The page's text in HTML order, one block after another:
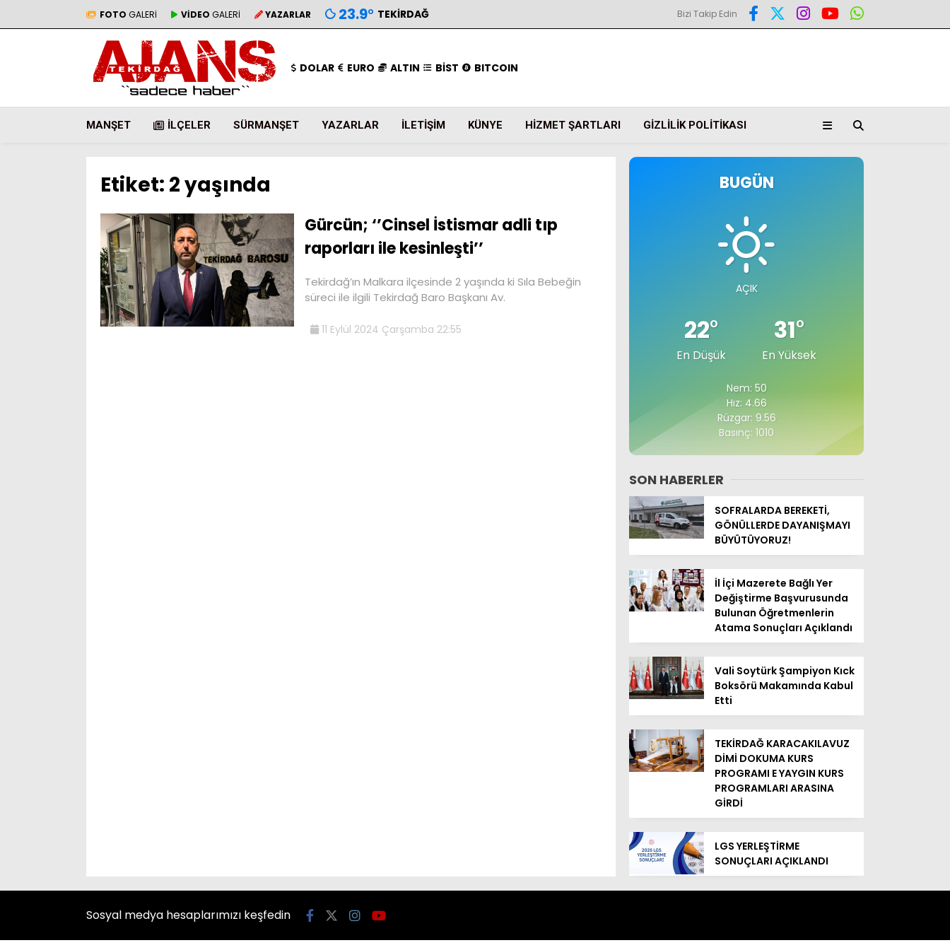
FOTO GALERİ VİDEO GALERİ YAZARLAR 23.9° TEKIRDAĞ Bizi Takip Edin
DOLAR EURO ALTIN BİST BITCOIN
MANŞET İLÇELER SÜRMANŞET YAZARLAR İLETIŞIM KÜNYE HIZMET ŞARTLARI GIZLILIK POLITIKASI
Etiket: 2 yaşında
Gürcün; ‘’Cinsel İstismar adli tıp
raporları ile kesinleşti’’
Tekirdağ’ın Malkara ilçesinde 2 yaşında ki Sıla Bebeğin
süreci ile ilgili Tekirdağ Baro Başkanı Av.
11 Eylül 2024 Çarşamba 22:55
BUGÜN
AÇIK
22°
En Düşük
31°
En Yüksek
Nem: 50
Hız: 4.66
Rüzgar: 9.56
Basınç: 1010
SON HABERLER
SOFRALARDA BEREKETİ,
GÖNÜLLERDE DAYANIŞMAYI
BÜYÜTÜYORUZ!
İl İçi Mazerete Bağlı Yer
Değiştirme Başvurusunda
Bulunan Öğretmenlerin
Atama Sonuçları Açıklandı
Vali Soytürk Şampiyon Kıck
Boksörü Makamında Kabul
Etti
TEKİRDAĞ KARACAKILAVUZ
DİMİ DOKUMA KURS
PROGRAMI E YAYGIN KURS
PROGRAMLARI ARASINA
GİRDİ
LGS YERLEŞTİRME
SONUÇLARI AÇIKLANDI
Sosyal medya hesaplarımızı keşfedin